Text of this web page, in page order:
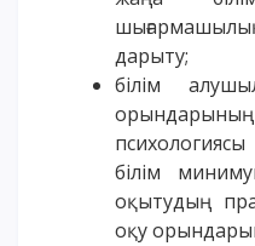
дарыту;
білім
білім
оқытудың
оқу